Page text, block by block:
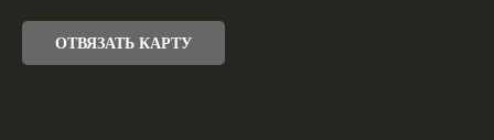
ОТВЯЗАТЬ КАРТУ